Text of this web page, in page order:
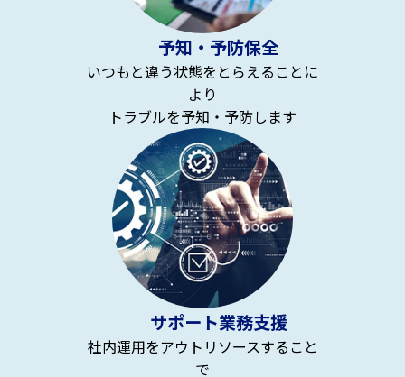
予知・予防保全
いつもと違う状態をとらえることに
より
トラブルを予知・予防します
サポート業務支援
社内運用をアウトリソースすること
で